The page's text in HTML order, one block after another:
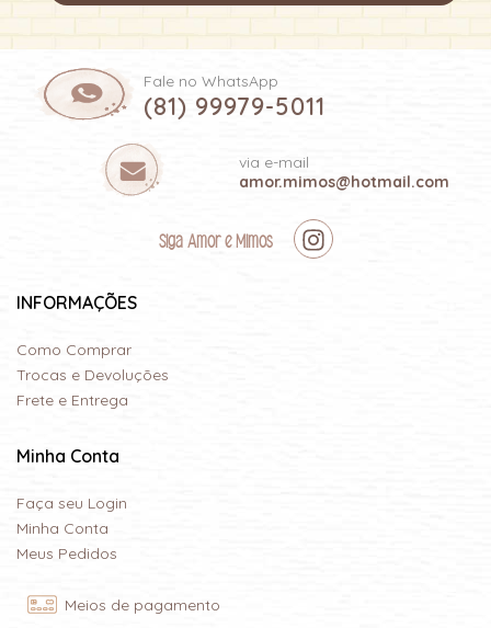
Fale no WhatsApp
(81) 99979-5011
via e-mail
amor.mimos@hotmail.com
Siga Amor e Mimos
INFORMAÇÕES
Como Comprar
Trocas e Devoluções
Frete e Entrega
Minha Conta
Faça seu Login
Minha Conta
Meus Pedidos
Meios de pagamento